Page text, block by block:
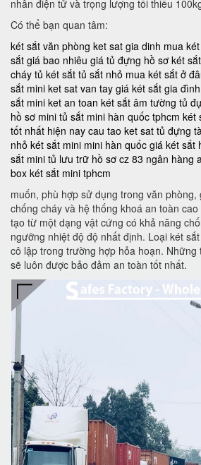
nhân điện tử và trọng lượng tối thiểu
Có thể bạn quan tâm:
két sắt văn phòng ket sat gia dinh mua
sắt giá bao nhiêu giá tủ đựng hồ sơ két
cháy tủ két sắt tủ sắt nhỏ mua két sắt ở
sắt mini ket sat van tay giá két sắt gia đình
sắt mini ket an toan két sắt âm tường tủ
hồ sơ mini tủ sắt mini hàn quốc tphcm két
tốt nhất hiện nay cau tao ket sat tủ đựng
nhỏ két sắt mini mini hàn quốc giá két sắt
sắt mini tủ lưu trữ hồ sơ cz 83 ngân hàng
box két sắt mini tphcm
muốn, phù hợp sử dụng trong văn
chống cháy và hệ thống khoá an toàn
tạo từ một dạng vật cứng có khả năng
ngưỡng nhiệt độ độ nhất định. Loại két
cô lập trong trường hợp hỏa hoạn. Những
sẽ luôn được bảo đảm an toàn tốt nhất.